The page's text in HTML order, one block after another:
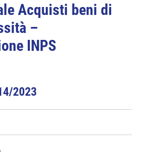
Acquisti beni di
–
INPS
2023